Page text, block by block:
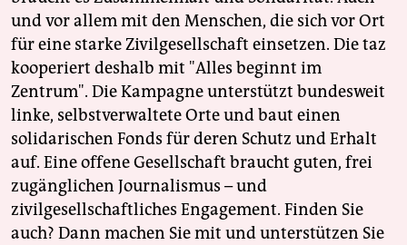
und vor allem mit den Menschen, die sich vor Ort
für eine starke Zivilgesellschaft einsetzen. Die taz
kooperiert deshalb mit "Alles beginnt im
Zentrum". Die Kampagne unterstützt bundesweit
linke, selbstverwaltete Orte und baut einen
solidarischen Fonds für deren Schutz und Erhalt
auf. Eine offene Gesellschaft braucht guten, frei
zugänglichen Journalismus – und
zivilgesellschaftliches Engagement. Finden Sie
auch? Dann machen Sie mit und unterstützen Sie